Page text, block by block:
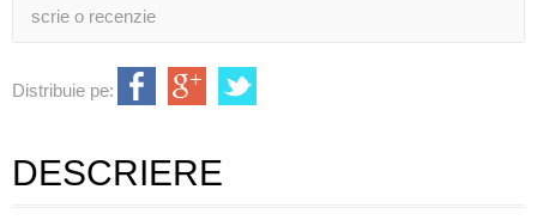
scrie o recenzie
Distribuie pe:
DESCRIERE